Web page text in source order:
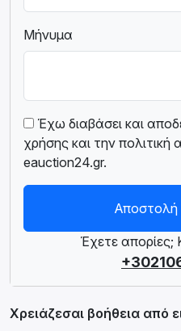
Μήνυμα
Έχω διαβάσει και
χρήσης και την
eauction24.gr.
Αποστολή
Έχετε απορίες;
Χρειάζεσαι βοήθεια από